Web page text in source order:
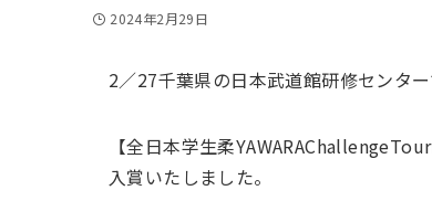
2024年2月29日
2／27千葉県の日本武道館研修センタ
【全日本学生柔
入賞いたしました。